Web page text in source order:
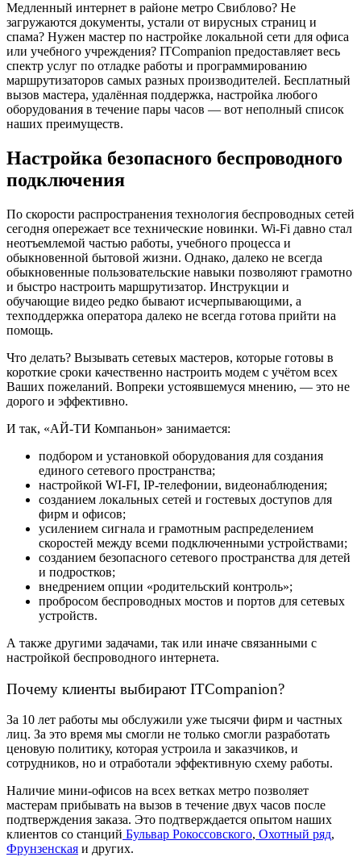
Медленный интернет в районе метро Свиблово? Не
загружаются документы, устали от вирусных страниц и
спама? Нужен мастер по настройке локальной сети для офиса
или учебного учреждения? ITCompanion предоставляет весь
спектр услуг по отладке работы и программированию
маршрутизаторов самых разных производителей. Бесплатный
вызов мастера, удалённая поддержка, настройка любого
оборудования в течение пары часов — вот неполный список
наших преимуществ.
Настройка безопасного беспроводного
подключения
По скорости распространения технология беспроводных сетей
сегодня опережает все технические новинки. Wi-Fi давно стал
неотъемлемой частью работы, учебного процесса и
обыкновенной бытовой жизни. Однако, далеко не всегда
обыкновенные пользовательские навыки позволяют грамотно
и быстро настроить маршрутизатор. Инструкции и
обучающие видео редко бывают исчерпывающими, а
техподдержка оператора далеко не всегда готова прийти на
помощь.
Что делать? Вызывать сетевых мастеров, которые готовы в
короткие сроки качественно настроить модем с учётом всех
Ваших пожеланий. Вопреки устоявшемуся мнению, — это не
дорого и эффективно.
И так, «АЙ-ТИ Компаньон» занимается:
подбором и установкой оборудования для создания
единого сетевого пространства;
настройкой WI-FI, IP-телефонии, видеонаблюдения;
созданием локальных сетей и гостевых доступов для
фирм и офисов;
усилением сигнала и грамотным распределением
скоростей между всеми подключенными устройствами;
созданием безопасного сетевого пространства для детей
и подростков;
внедрением опции «родительский контроль»;
пробросом беспроводных мостов и портов для сетевых
устройств.
А также другими задачами, так или иначе связанными с
настройкой беспроводного интернета.
Почему клиенты выбирают ITCompanion?
За 10 лет работы мы обслужили уже тысячи фирм и частных
лиц. За это время мы смогли не только смогли разработать
ценовую политику, которая устроила и заказчиков, и
сотрудников, но и отработали эффективную схему работы.
Наличие мини-офисов на всех ветках метро позволяет
мастерам прибывать на вызов в течение двух часов после
подтверждения заказа. Это подтверждается опытом наших
клиентов со станций Бульвар Рокоссовского, Охотный ряд,
Фрунзенская и других.